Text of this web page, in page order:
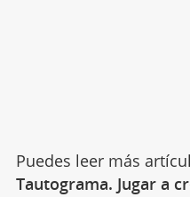
Puedes leer más
Tautograma. Jugar a